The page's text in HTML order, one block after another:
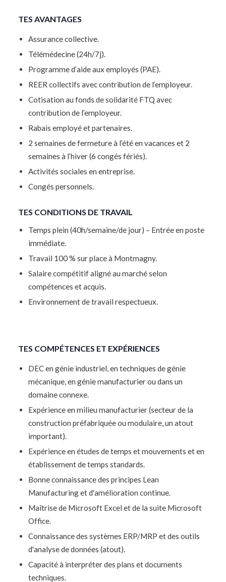
TES AVANTAGES
Assurance collective.
Télémédecine (24h/7j).
Programme d’aide aux employés (PAE).
REER collectifs avec contribution de l’employeur.
Cotisation au fonds de solidarité FTQ avec
contribution de l’employeur.
Rabais employé et partenaires.
2 semaines de fermeture à l’été en vacances et 2
semaines à l’hiver (6 congés fériés).
Activités sociales en entreprise.
Congés personnels.
TES CONDITIONS DE TRAVAIL
Temps plein (40h/semaine/de jour) – Entrée en poste
immédiate.
Travail 100 % sur place à Montmagny.
Salaire compétitif aligné au marché selon
compétences et acquis.
Environnement de travail respectueux.
TES COMPÉTENCES ET EXPÉRIENCES
DEC en génie industriel, en techniques de génie
mécanique, en génie manufacturier ou dans un
domaine connexe.
Expérience en milieu manufacturier (secteur de la
construction préfabriquée ou modulaire, un atout
important).
Expérience en études de temps et mouvements et en
établissement de temps standards.
Bonne connaissance des principes Lean
Manufacturing et d'amélioration continue.
Maîtrise de Microsoft Excel et de la suite Microsoft
Office.
Connaissance des systèmes ERP/MRP et des outils
d'analyse de données (atout).
Capacité à interpréter des plans et documents
techniques.